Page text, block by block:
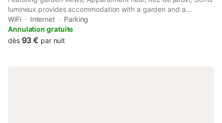
lumineux provides accommodation with a garden and a
balcony, around 7.5 km from Mâcon Exhibition Centre. This
property offers access to a terrace, free private parking and
free WiFi.
WiFi Internet
Parking
Annulation gratuite
dès 93 € par nuit